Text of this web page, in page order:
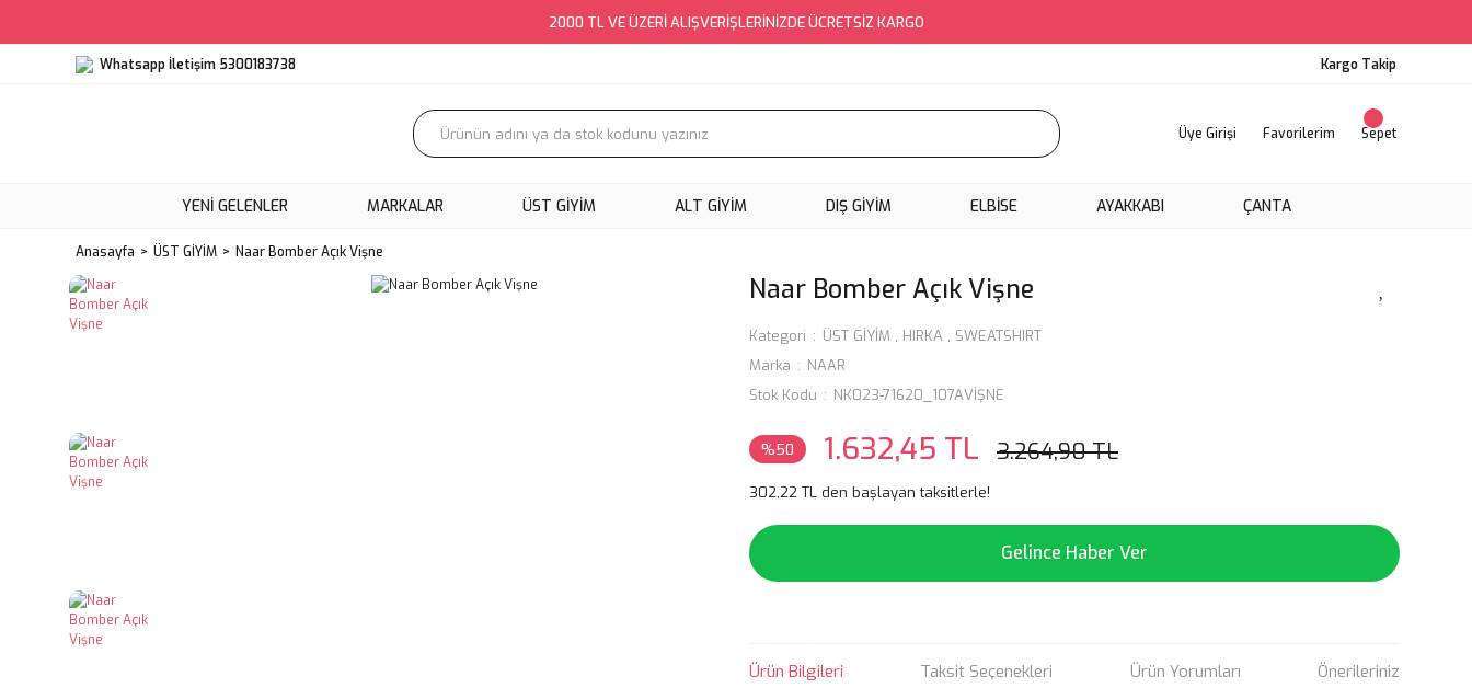
2000 TL VE ÜZERİ ALIŞVERİŞLERİNİZDE ÜCRETSİZ KARGO
Whatsapp İletişim 5300183738 Kargo Takip
Üye Girişi Favorilerim Sepet
YENI GELENLER MARKALAR ÜST GİYİM ALT GİYİM DIŞ GİYİM ELBİSE AYAKKABI ÇANTA
Anasayfa ÜST GİYİM Naar Bomber Açık Vişne
Naar Bomber Açık Vişne
Kategori ÜST GİYİM , HIRKA , SWEATSHIRT
Marka
NAAR
Stok Kodu
NK023-71620_107AVİŞNE
%50 1.632,45 TL 3.264,90 TL
302,22 TL den başlayan taksitlerle!
Gelince Haber Ver
Ürün Bilgileri Taksit Seçenekleri Ürün Yorumları Önerileriniz